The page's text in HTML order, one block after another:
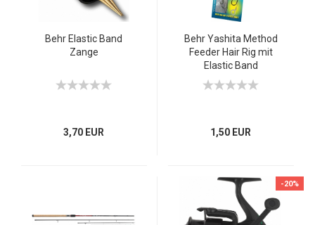
Behr Elastic Band
Zange
3,70 EUR
Behr Yashita Method
Feeder Hair Rig mit
Elastic Band
1,50 EUR
-20%